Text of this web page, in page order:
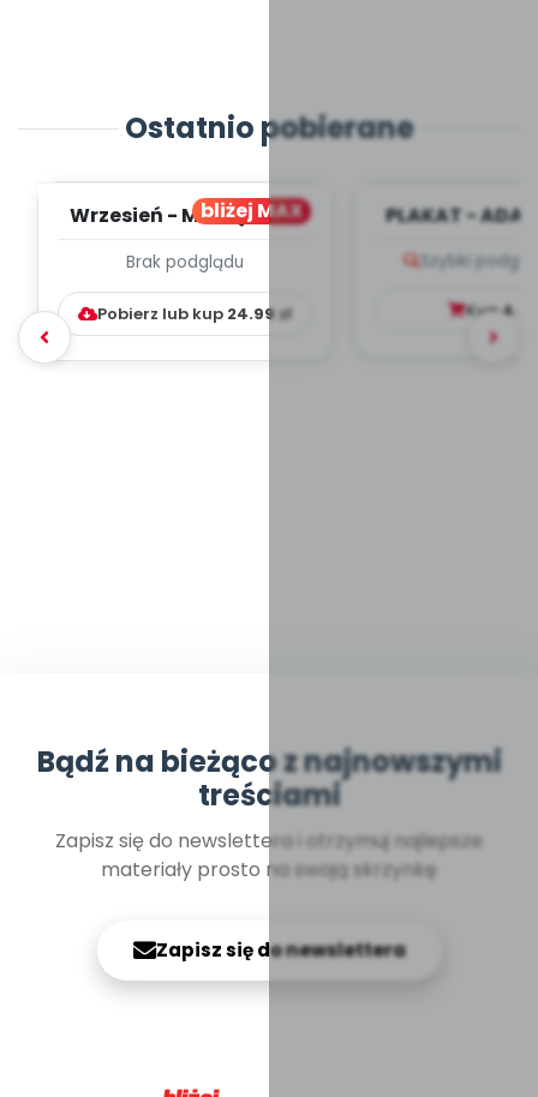
Ostatnio pobierane
bliżej MAX
Wrzesień - MIESIĘCZNY
WYCHOWAWCZO –
DYDAKTYC...
Brak podglądu
Pobierz lub kup 24.99zł
PLAKAT -
Szybki
Kup
Bądź na bieżąco z najnowszymi
treściami
Zapisz się do newslettera i otrzymuj najlepsze
materiały prosto na swoją skrzynkę
Zapisz się do newslettera